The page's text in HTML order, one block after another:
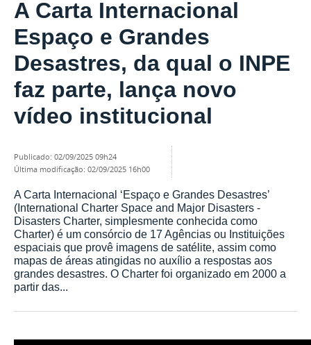
A Carta Internacional
Espaço e Grandes
Desastres, da qual o INPE
faz parte, lança novo
vídeo institucional
publicado: 02/09/2025 09h24
última modificação: 02/09/2025 16h00
A Carta Internacional ‘Espaço e Grandes Desastres’
(International Charter Space and Major Disasters -
Disasters Charter, simplesmente conhecida como
Charter) é um consórcio de 17 Agências ou Instituições
espaciais que provê imagens de satélite, assim como
mapas de áreas atingidas no auxílio a respostas aos
grandes desastres. O Charter foi organizado em 2000 a
partir das...